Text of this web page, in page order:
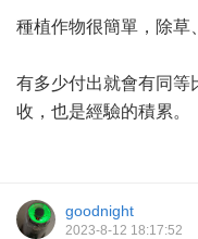
種植作物很簡單，除草
有多少付出就會有同等
收，也是經驗的積累。
goodnight
2023-8-12 18:17:52